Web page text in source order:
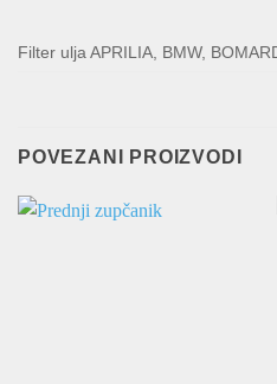
Filter ulja APRILIA, BMW,
POVEZANI PROIZVODI